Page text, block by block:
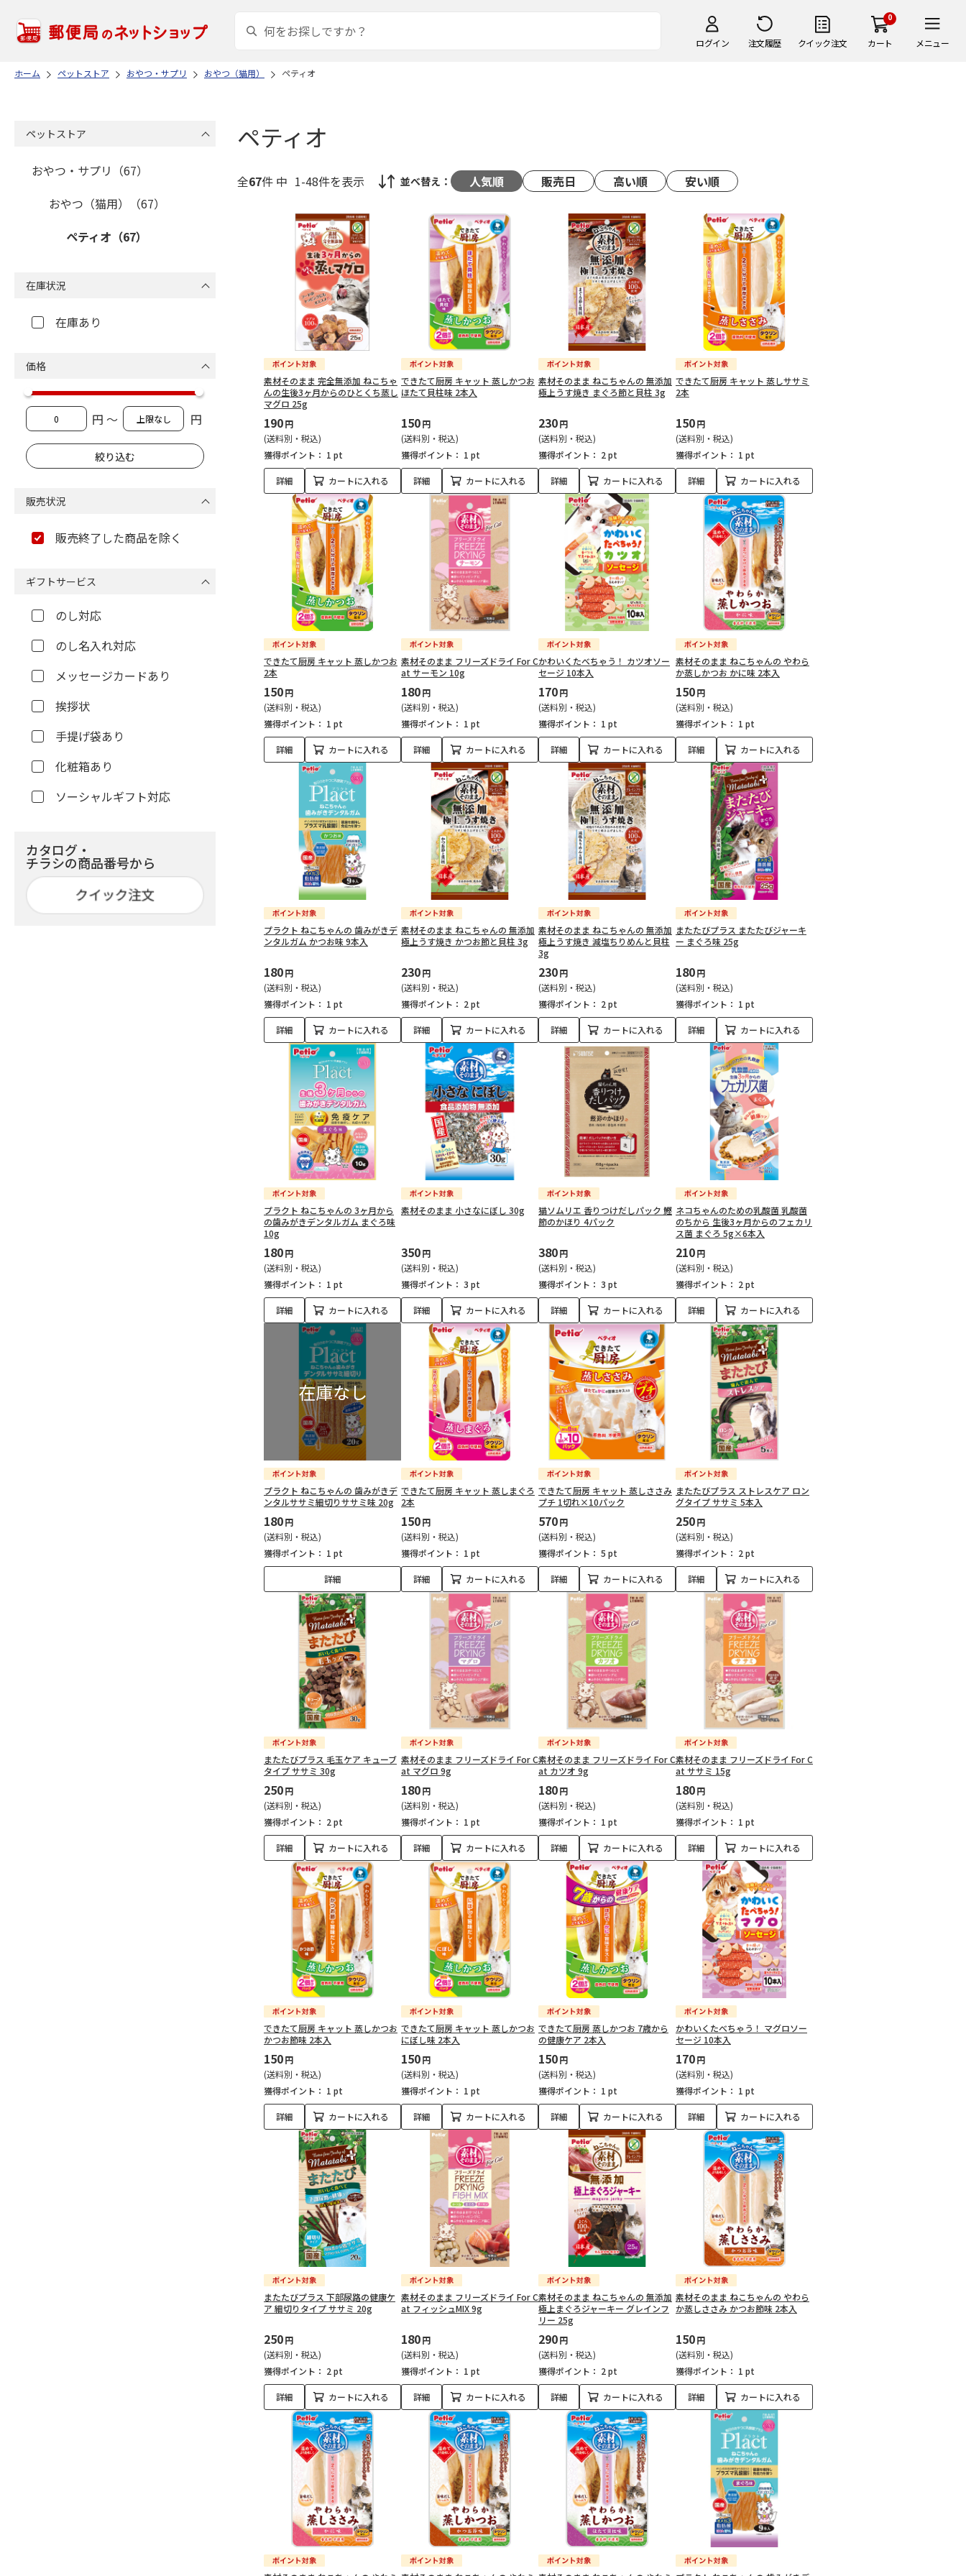
ログイン 注文履歴 クイック注文
0
カート メニュー
ホーム ペットストア おやつ・サプリ おやつ（猫用） ペティオ
ペティオ
全67件 中 1-48件を表示 並べ替え： 人気順 販売日 高い順 安い順
素材そのまま 完全無添加 ねこちゃ
んの生後3ヶ月からのひとくち蒸し
マグロ 25g
190円
(送料別・税込)
獲得ポイント： 1 pt
詳細 カートに入れる
できたて厨房 キャット 蒸しかつお
ほたて貝柱味 2本入
150円
(送料別・税込)
獲得ポイント： 1 pt
詳細 カートに入れる
素材そのまま ねこちゃんの 無添加
極上うす焼き まぐろ節と貝柱 3g
230円
(送料別・税込)
獲得ポイント： 2 pt
詳細 カートに入れる
できたて厨房 キャット 蒸しササミ
2本
150円
(送料別・税込)
獲得ポイント： 1 pt
詳細 カートに入れる
できたて厨房 キャット 蒸しかつお
2本
150円
(送料別・税込)
獲得ポイント： 1 pt
詳細 カートに入れる
素材そのまま フリーズドライ For C
at サーモン 10g
180円
(送料別・税込)
獲得ポイント： 1 pt
詳細 カートに入れる
かわいくたべちゃう！ カツオソー
セージ 10本入
170円
(送料別・税込)
獲得ポイント： 1 pt
詳細 カートに入れる
素材そのまま ねこちゃんの やわら
か蒸しかつお かに味 2本入
150円
(送料別・税込)
獲得ポイント： 1 pt
詳細 カートに入れる
プラクト ねこちゃんの 歯みがきデ
ンタルガム かつお味 9本入
180円
(送料別・税込)
獲得ポイント： 1 pt
詳細 カートに入れる
素材そのまま ねこちゃんの 無添加
極上うす焼き かつお節と貝柱 3g
230円
(送料別・税込)
獲得ポイント： 2 pt
詳細 カートに入れる
素材そのまま ねこちゃんの 無添加
極上うす焼き 減塩ちりめんと貝柱
3g
230円
(送料別・税込)
獲得ポイント： 2 pt
詳細 カートに入れる
またたびプラス またたびジャーキ
ー まぐろ味 25g
180円
(送料別・税込)
獲得ポイント： 1 pt
詳細 カートに入れる
プラクト ねこちゃんの 3ヶ月から
の歯みがきデンタルガム まぐろ味
10g
180円
(送料別・税込)
獲得ポイント： 1 pt
詳細 カートに入れる
素材そのまま 小さなにぼし 30g
350円
(送料別・税込)
獲得ポイント： 3 pt
詳細 カートに入れる
猫ソムリエ 香りつけだしパック 鰹
節のかほり 4パック
380円
(送料別・税込)
獲得ポイント： 3 pt
詳細 カートに入れる
ネコちゃんのための乳酸菌 乳酸菌
のちから 生後3ヶ月からのフェカリ
ス菌 まぐろ 5g×6本入
210円
(送料別・税込)
獲得ポイント： 2 pt
詳細 カートに入れる
プラクト ねこちゃんの 歯みがきデ
ンタルササミ細切りササミ味 20g
180円
(送料別・税込)
獲得ポイント： 1 pt
詳細
できたて厨房 キャット 蒸しまぐろ
2本
150円
(送料別・税込)
獲得ポイント： 1 pt
詳細 カートに入れる
できたて厨房 キャット 蒸しささみ
プチ 1切れ×10パック
570円
(送料別・税込)
獲得ポイント： 5 pt
詳細 カートに入れる
またたびプラス ストレスケア ロン
グタイプ ササミ 5本入
250円
(送料別・税込)
獲得ポイント： 2 pt
詳細 カートに入れる
またたびプラス 毛玉ケア キューブ
タイプ ササミ 30g
250円
(送料別・税込)
獲得ポイント： 2 pt
詳細 カートに入れる
素材そのまま フリーズドライ For C
at マグロ 9g
180円
(送料別・税込)
獲得ポイント： 1 pt
詳細 カートに入れる
素材そのまま フリーズドライ For C
at カツオ 9g
180円
(送料別・税込)
獲得ポイント： 1 pt
詳細 カートに入れる
素材そのまま フリーズドライ For C
at ササミ 15g
180円
(送料別・税込)
獲得ポイント： 1 pt
詳細 カートに入れる
できたて厨房 キャット 蒸しかつお
かつお節味 2本入
150円
(送料別・税込)
獲得ポイント： 1 pt
詳細 カートに入れる
できたて厨房 キャット 蒸しかつお
にぼし味 2本入
150円
(送料別・税込)
獲得ポイント： 1 pt
詳細 カートに入れる
できたて厨房 蒸しかつお 7歳から
の健康ケア 2本入
150円
(送料別・税込)
獲得ポイント： 1 pt
詳細 カートに入れる
かわいくたべちゃう！ マグロソー
セージ 10本入
170円
(送料別・税込)
獲得ポイント： 1 pt
詳細 カートに入れる
またたびプラス 下部尿路の健康ケ
ア 細切りタイプ ササミ 20g
250円
(送料別・税込)
獲得ポイント： 2 pt
詳細 カートに入れる
素材そのまま フリーズドライ For C
at フィッシュMIX 9g
180円
(送料別・税込)
獲得ポイント： 1 pt
詳細 カートに入れる
素材そのまま ねこちゃんの 無添加
極上まぐろジャーキー グレインフ
リー 25g
290円
(送料別・税込)
獲得ポイント： 2 pt
詳細 カートに入れる
素材そのまま ねこちゃんの やわら
か蒸しささみ かつお節味 2本入
150円
(送料別・税込)
獲得ポイント： 1 pt
詳細 カートに入れる
ペットストア
おやつ・サプリ（67）
おやつ（猫用）（67）
ペティオ（67）
在庫状況
在庫あり
価格
円 ～ 円
販売状況
販売終了した商品を除く
ギフトサービス
のし対応
のし名入れ対応
メッセージカードあり
挨拶状
手提げ袋あり
化粧箱あり
ソーシャルギフト対応
カタログ・
チラシの商品番号から